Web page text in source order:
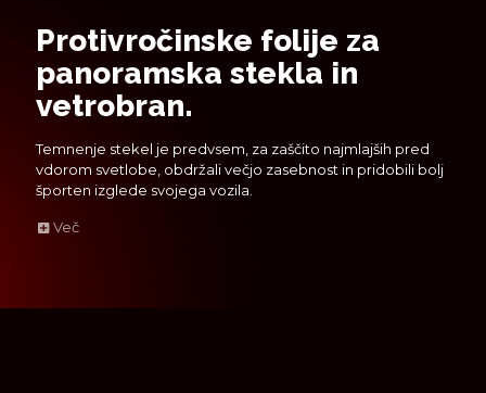
Protivročinske folije za
panoramska stekla in
vetrobran.
Temnenje stekel je predvsem, za zaščito najmlajših pred
vdorom svetlobe, obdržali večjo zasebnost in pridobili bolj
športen izglede svojega vozila.
Več